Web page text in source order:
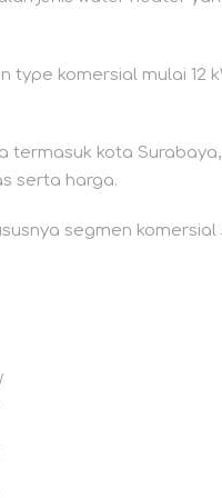
komersial mulai 12
termasuk kota
serta harga.
segmen